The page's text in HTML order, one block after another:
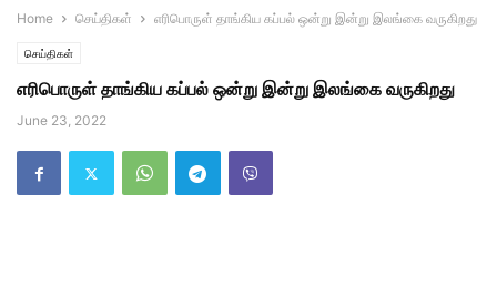
Home செய்திகள் எரிபொருள் தாங்கிய கப்பல் ஒன்று இன்று இலங்கை வருகிறது
செய்திகள்
எரிபொருள் தாங்கிய கப்பல் ஒன்று இன்று இலங்கை வருகிறது
June 23, 2022